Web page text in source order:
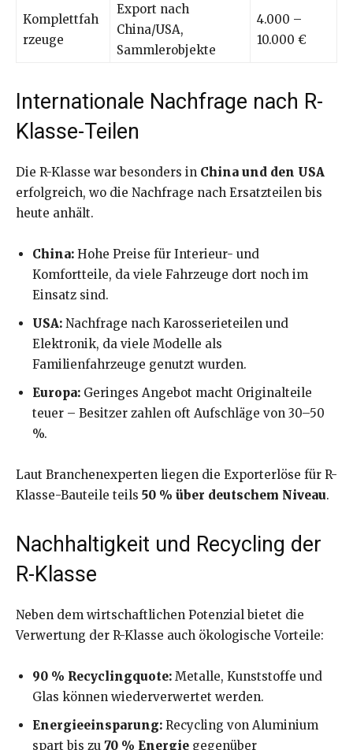
Komplettfah
rzeuge
Export nach
China/USA,
Sammlerobjekte
4.000 –
10.000 €
Internationale Nachfrage nach R-
Klasse-Teilen
Die R-Klasse war besonders in China und den USA
erfolgreich, wo die Nachfrage nach Ersatzteilen bis
heute anhält.
China: Hohe Preise für Interieur- und
Komfortteile, da viele Fahrzeuge dort noch im
Einsatz sind.
USA: Nachfrage nach Karosserieteilen und
Elektronik, da viele Modelle als
Familienfahrzeuge genutzt wurden.
Europa: Geringes Angebot macht Originalteile
teuer – Besitzer zahlen oft Aufschläge von 30–50
%.
Laut Branchenexperten liegen die Exporterlöse für R-
Klasse-Bauteile teils 50 % über deutschem Niveau.
Nachhaltigkeit und Recycling der
R-Klasse
Neben dem wirtschaftlichen Potenzial bietet die
Verwertung der R-Klasse auch ökologische Vorteile:
90 % Recyclingquote: Metalle, Kunststoffe und
Glas können wiederverwertet werden.
Energieeinsparung: Recycling von Aluminium
spart bis zu 70 % Energie gegenüber